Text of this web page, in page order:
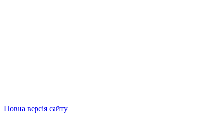
Повна версія сайту